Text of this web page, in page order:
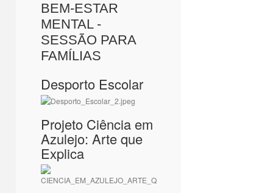
BEM-ESTAR
MENTAL -
SESSÃO PARA
FAMÍLIAS
Desporto Escolar
Projeto Ciência em
Azulejo: Arte que
Explica